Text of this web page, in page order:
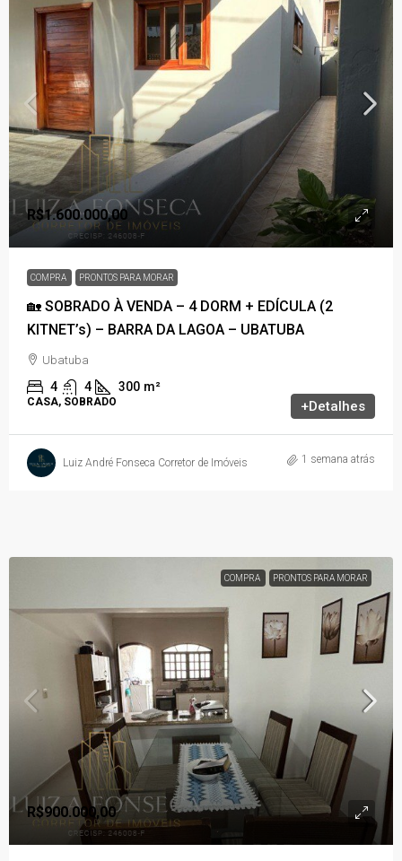
R$1.600.000,00
COMPRA PRONTOS PARA MORAR
🏡 SOBRADO À VENDA – 4 DORM + EDÍCULA (2
KITNET’s) – BARRA DA LAGOA – UBATUBA
Ubatuba
4 4 300 m²
CASA, SOBRADO +Detalhes
Luiz André Fonseca Corretor de Imóveis 1 semana atrás
COMPRA PRONTOS PARA MORAR
R$900.000,00